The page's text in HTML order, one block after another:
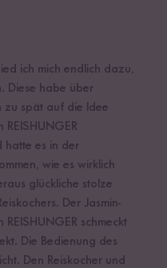
ich mich endlich dazu,
Diese habe über
zu spät auf die Idee
hatte es in der
wie es wirklich
glückliche stolze
Der Jasmin-
schmeckt
Die Bedienung des
Den Reiskocher und